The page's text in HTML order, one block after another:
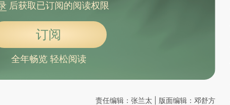
后获取已订阅的阅读权限
订阅
全年畅览 轻松阅读
责任编辑：张兰太 | 版面编辑：邓舒方